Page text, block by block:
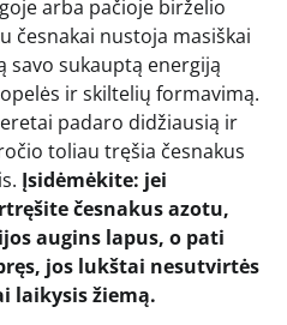
arba pačioje birželio
česnakai nustoja masiškai
savo sukauptą energiją
ir skiltelių formavimą.
padaro didžiausią ir
toliau tręšia česnakus
Įsidėmėkite: jei
česnakus azotu,
augins lapus, o pati
jos lukštai nesutvirtės
laikysis žiemą.